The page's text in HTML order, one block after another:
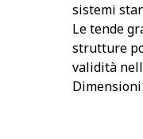
sistemi
Le tende
strutture
validità